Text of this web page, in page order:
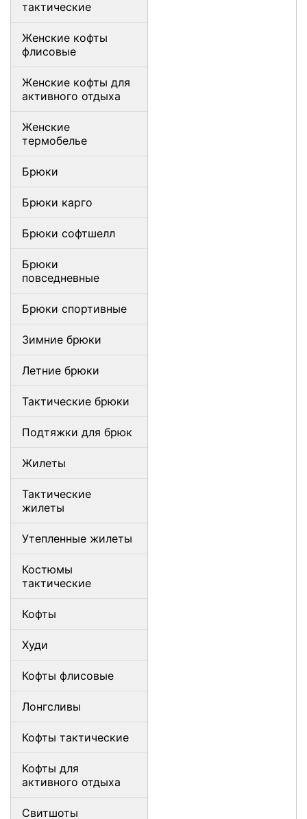
тактические
Женские кофты
флисовые
Женские кофты для
активного отдыха
Женские
термобелье
Брюки
Брюки карго
Брюки софтшелл
Брюки
повседневные
Брюки спортивные
Зимние брюки
Летние брюки
Тактические брюки
Подтяжки для брюк
Жилеты
Тактические
жилеты
Утепленные жилеты
Костюмы
тактические
Кофты
Худи
Кофты флисовые
Лонгсливы
Кофты тактические
Кофты для
активного отдыха
Свитшоты